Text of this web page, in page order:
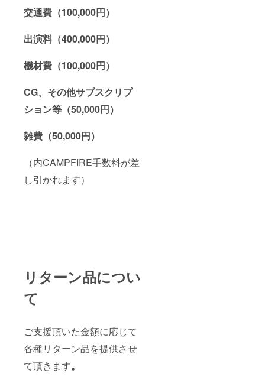
交通費（100,000円）
出演料（400,000円）
機材費（100,000円）
CG、その他サブスクリプ
ション等（50,000円）
雑費（50,000円）
（内CAMPFIRE手数料が差
し引かれます）
リターン品につい
て
ご支援頂いた金額に応じて
各種リターン品を提供させ
て頂きます。